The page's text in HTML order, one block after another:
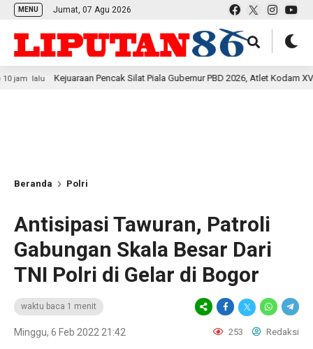
MENU Jumat, 07 Agu 2026
Kejuaraan Pencak Silat Piala Gubernur PBD 2026, Atlet Kodam XVIII Kasuari
Beranda Polri
Antisipasi Tawuran, Patroli
Gabungan Skala Besar Dari
TNI Polri di Gelar di Bogor
waktu baca 1 menit
Minggu, 6 Feb 2022 21:42 253 Redaksi